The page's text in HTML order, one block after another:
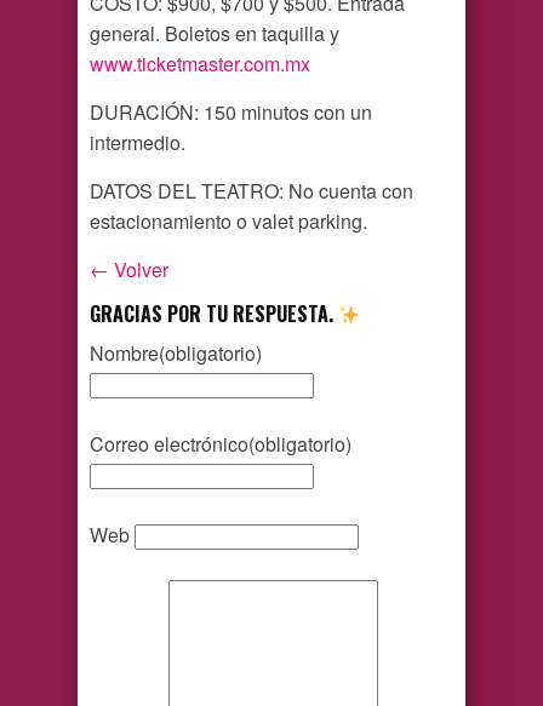
general. Boletos en taquilla y
www.ticketmaster.com.mx
DURACIÓN: 150 minutos con un
intermedio.
DATOS DEL TEATRO: No cuenta con
estacionamiento o valet parking.
← Volver
GRACIAS POR TU RESPUESTA.
Nombre(obligatorio)
Correo electrónico(obligatorio)
Web